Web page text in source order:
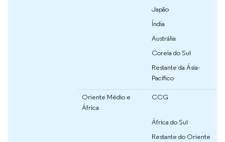
Japão
Índia
Austrália
Coreia do Sul
Restante da Ásia-
Pacífico
Oriente Médio e
África
CCG
África do Sul
Restante do Oriente